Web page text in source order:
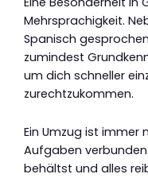
Mehrsprachigkeit.
Spanisch
zumindest
um dich schneller
zurechtzukommen.
Ein Umzug ist immer
Aufgaben
behältst und alles